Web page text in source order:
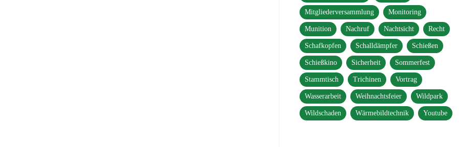
Mitgliederversammlung Monitoring
Munition Nachruf Nachtsicht Recht
Schafkopfen Schalldämpfer Schießen
Schießkino Sicherheit Sommerfest
Stammtisch Trichinen Vortrag
Wasserarbeit Weihnachtsfeier Wildpark
Wildschaden Wärmebildtechnik Youtube